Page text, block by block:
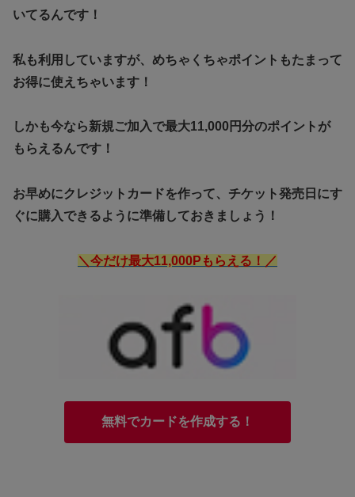
いてるんです！
私も利用していますが、めちゃくちゃポイントもたまって
お得に使えちゃいます！
しかも今なら新規ご加入で最大11,000円分のポイントが
もらえるんです！
お早めにクレジットカードを作って、チケット発売日にす
ぐに購入できるように準備しておきましょう！
＼今だけ最大11,000Pもらえる！／
無料でカードを作成する！